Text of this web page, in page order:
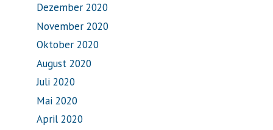
Dezember 2020
November 2020
Oktober 2020
August 2020
Juli 2020
Mai 2020
April 2020